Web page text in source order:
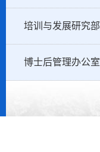
培训与发展研究部
博士后管理办公室